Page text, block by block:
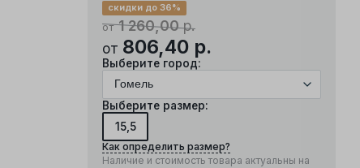
от1 260,00р.
скидки до 36%
от 806,40 р.
Выберите город:
Выберите размер:
15,5
Как определить размер?
Наличие и стоимость товара актуальны на